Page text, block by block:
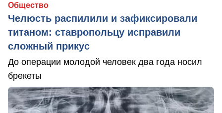
Общество
Челюсть распилили и зафиксировали
титаном: ставропольцу исправили
сложный прикус
До операции молодой человек два года носил
брекеты